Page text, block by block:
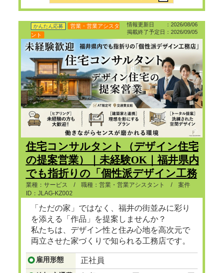
情報更新日 ：2026/08/06
掲載終了予定日：2026/09/05
かんたん応募
営業・営業アシスタ
ント
住宅コンサルタント（デザイン住宅
の提案営業）｜未経験OK｜福井県内
でも指折りの「個性派デザイン工務
店」
業種：サービス / 職種：営業・営業アシスタント / 案件
ID：JLAG-KZ002
「ただの家」ではなく、福井の街並みに彩り
を添える「作品」を提案しませんか？
私たちは、デザイン性と住み心地を高次元で
両立させた家づくりで知られる工務店です。
お客様も「デザインにこだわりたい」「自分
らしい暮らしをしたい」という高感度な方が
雇用形態 正社員